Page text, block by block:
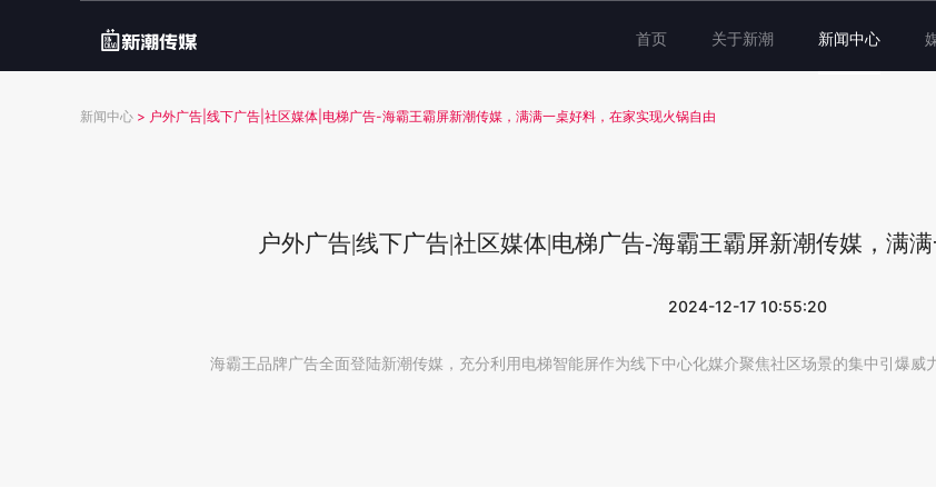
首页 关于新潮 新闻中心
新闻中心 > 户外广告|线下广告|社区媒体|电梯广告-海霸王霸屏新潮传媒，满满一桌好料，在家实现火锅自由
户外广告|线下广告|社区媒体|电梯广告-海霸王霸屏新潮传媒，满
2024-12-17 10:55:20
海霸王品牌广告全面登陆新潮传媒，充分利用电梯智能屏作为线下中心化媒介聚焦社区场景的集中引爆威